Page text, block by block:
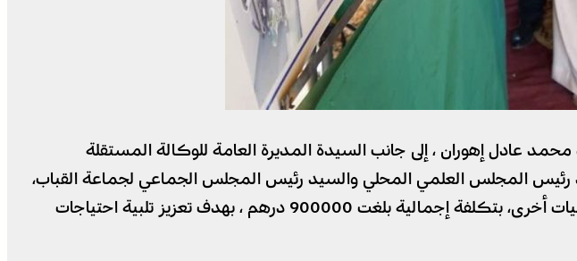
عادل إهوران ، إلى جانب السيدة المديرة العامة للوكالة المستقلة
رئيس المجلس العلمي المحلي والسيد رئيس المجلس الجماعي لجماعة القباب،
بالإضافة إلى رؤساء المصالح الخارجية والأمنية والعسكرية ، و عدد من المنتخبين، وشخصيات أخرى، بتكلفة إجمالية بلغت 900000 درهم ، بهدف تعزيز تلبية احتياجات